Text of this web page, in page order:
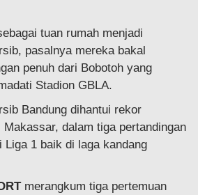
tuan rumah menjadi
pasalnya mereka bakal
penuh dari Bobotoh yang
Stadion GBLA.
Bandung dihantui rekor
dalam tiga pertandingan
1 baik di laga kandang
merangkum tiga pertemuan